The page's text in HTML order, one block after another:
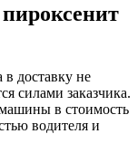
в доставку не
силами заказчика.
в стоимость
водителя и